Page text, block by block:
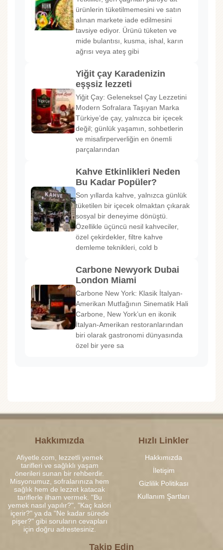
ürünlerin tüketilmemesini ve satın
alınan markete iade edilmesini
tavsiye ediyor. Ürünü tüketen ve
mide bulantısı, kusma, ishal, karın
ağrısı veya ateş gibi
Yiğit çay Karadenizin
eşşsiz lezzeti
Yiğit Çay: Geleneksel Çay Lezzetini
Modern Sofralara Taşıyan Marka
Türkiye’de çay, yalnızca bir içecek
değil; günlük yaşamın, sohbetlerin
ve misafirperverliğin en önemli
parçalarından
Kahve Etkinlikleri Neden
Bu Kadar Popüler?
Son yıllarda kahve, yalnızca günlük
tüketilen bir içecek olmaktan çıkarak
sosyal bir deneyime dönüştü.
Özellikle üçüncü nesil kahveciler,
özel çekirdekler, filtre kahve
demleme teknikleri, cold b
Carbone Newyork Dubai
London Miami
Carbone New York: Klasik İtalyan-
Amerikan Mutfağının Sinematik Hali
Carbone, New York’un en ikonik
İtalyan-Amerikan restoranlarından
biri olarak gastronomi dünyasında
özel bir yere sa
Hakkımızda
Afiyetle.com, lezzetli yemek
tarifleri ve sağlıklı yaşam
önerileri sunan bir rehberdir.
Misyonumuz, sofralarınıza hem
sağlık hem de lezzet katacak
tariflerle ilham vermek. "Bu
yemek nasıl yapılır?", "Kaç kalori
içerir?" ya da "Ne kadar sürede
pişer?" gibi soruların cevapları
için doğru adrestesiniz.
Hızlı Linkler
Hakkımızda
İletişim
Gizlilik Politikası
Kullanım Şartları
Takip Edin